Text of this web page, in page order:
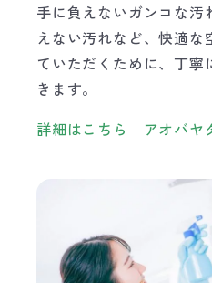
手に負えないガンコな汚
えない汚れなど、快適な
ていただくために、丁寧
きます。
詳細はこちら アオバヤ